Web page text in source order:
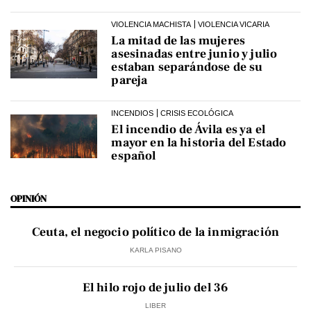
VIOLENCIA MACHISTA VIOLENCIA VICARIA
La mitad de las mujeres
asesinadas entre junio y julio
estaban separándose de su
pareja
INCENDIOS CRISIS ECOLÓGICA
El incendio de Ávila es ya el
mayor en la historia del Estado
español
OPINIÓN
Ceuta, el negocio político de la inmigración
KARLA PISANO
El hilo rojo de julio del 36
LIBER